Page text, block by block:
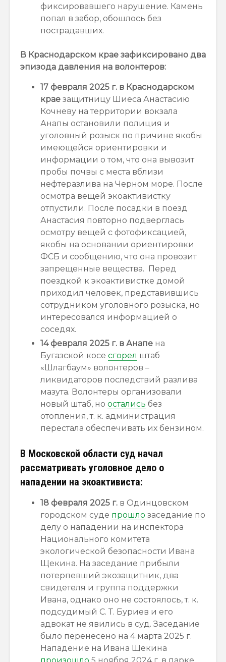
фиксировавшего нарушение. Камень
попал в забор, обошлось без
пострадавших.
В Краснодарском крае зафиксировано два
эпизода давления на волонтеров:
17 февраля 2025 г. в Краснодарском
крае защитницу Шиеса Анастасию
Кочневу на территории вокзала
Анапы остановили полиция и
уголовный розыск по причине якобы
имеющейся ориентировки и
информации о том, что она вывозит
пробы почвы с места вблизи
нефтеразлива на Черном море. После
осмотра вещей экоактивистку
отпустили. После посадки в поезд
Анастасия повторно подверглась
осмотру вещей с фотофиксацией,
якобы на основании ориентировки
ФСБ и сообщению, что она провозит
запрещенные вещества. Перед
поездкой к экоактивистке домой
приходил человек, представившись
сотрудником уголовного розыска, но
интересовался информацией о
соседях.
14 февраля 2025 г. в Анапе на
Бугазской косе сгорел штаб
«Шлагбаум» волонтеров –
ликвидаторов последствий разлива
мазута. Волонтеры организовали
новый штаб, но остались без
отопления, т. к. администрация
перестала обеспечивать их бензином.
В Московской области суд начал
рассматривать уголовное дело о
нападении на экоактивиста:
18 февраля 2025 г. в Одинцовском
городском суде прошло заседание по
делу о нападении на инспектора
Национального комитета
экологической безопасности Ивана
Щекина. На заседание прибыли
потерпевший экозащитник, два
свидетеля и группа поддержки
Ивана, однако оно не состоялось, т. к.
подсудимый С. Т. Буриев и его
адвокат не явились в суд. Заседание
было перенесено на 4 марта 2025 г.
Нападение на Ивана Щекина